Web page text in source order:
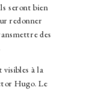
seront bien
redonner
des
visibles à la
Hugo. Le